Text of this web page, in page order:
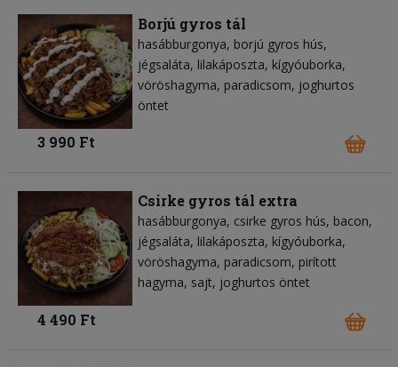
Borjú gyros tál
hasábburgonya borjú gyros hús
jégsaláta lilakáposzta kígyóuborka
vöröshagyma paradicsom joghurtos
öntet
3 990 Ft
Csirke gyros tál extra
hasábburgonya csirke gyros hús bacon
jégsaláta lilakáposzta kígyóuborka
vöröshagyma paradicsom pirított
hagyma sajt joghurtos öntet
4 490 Ft